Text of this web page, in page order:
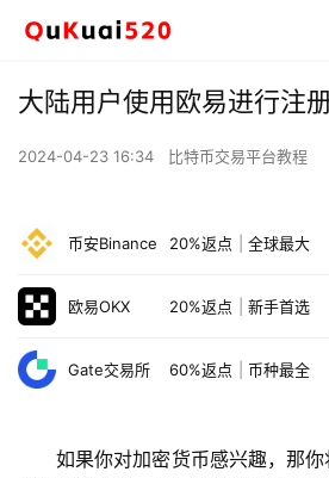
大陆用户使用欧易进行注
2024-04-23 16:34 比特币交易平台教程
币安Binance 20%返点 全球最大
欧易OKX 20%返点 新手首选
Gate交易所 60%返点 币种最全
如果你对加密货币感兴趣，那